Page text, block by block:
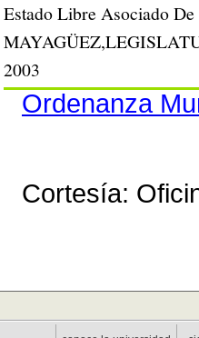
Estado Libre Asociado
2003
Ordenanza
Cortesía: